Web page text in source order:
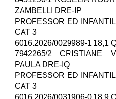
ZAMBELLI DRE-IP
PROFESSOR ED
CAT 3
6016.2026/0029989-1 18,1
7942265/2 CRISTIANE
PAULA DRE-IQ
PROFESSOR ED
CAT 3
6016.2026/0031906-0 18,9